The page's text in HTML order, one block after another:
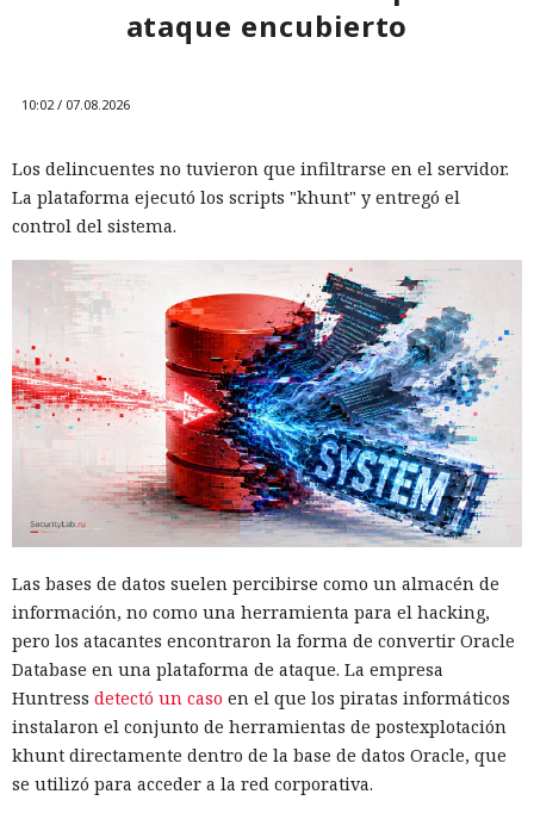
12:01 / 07.08.2026
RAM y aceleran la compilación 2,3 veces.
Los desarrolladores, que durante años soportaron fallos
repentinos de Node.js al compilar aplicaciones complejas,
pudieron respirar más tranquilos: salió una nueva versión
del conocido mensaje «FATAL ERROR». El equipo de Next.js
resentóla versión 16.3 — la primera actualización
importante desde octubre de 2025, que reduce el consumo
de memoria RAM en desarrollo hasta un 90% y, además,
acelera el renderizado y el funcionamiento en general.
La contribución principal a la economía de memoria la
aporta el empaquetador integrado Turbopack, que desde
ataque encubierto
10:02 / 07.08.2026
Los delincuentes no tuvieron que infiltrarse en el servidor.
La plataforma ejecutó los scripts "khunt" y entregó el
control del sistema.
Las bases de datos suelen percibirse como un almacén de
información, no como una herramienta para el hacking,
pero los atacantes encontraron la forma de convertir Oracle
Database en una plataforma de ataque. La empresa
Huntress detectó un caso en el que los piratas informáticos
instalaron el conjunto de herramientas de postexplotación
khunt directamente dentro de la base de datos Oracle, que
se utilizó para acceder a la red corporativa.